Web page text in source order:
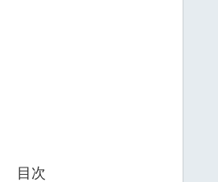
目次